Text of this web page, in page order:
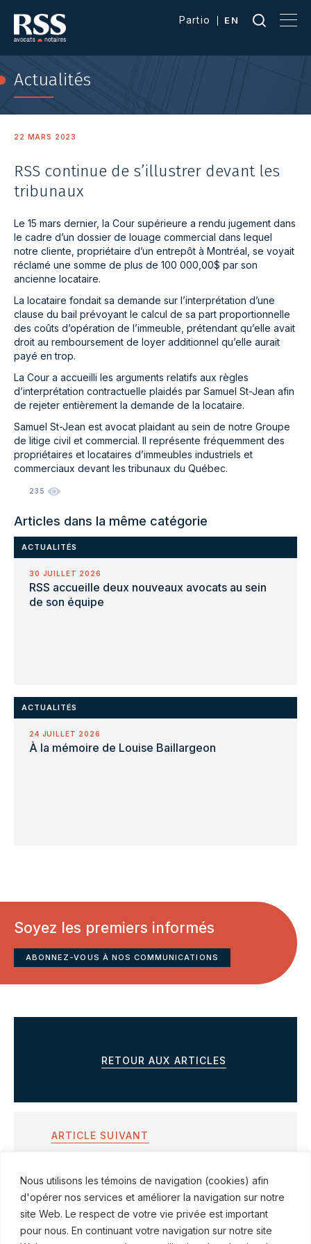
Nous utilisons les témoins de navigation (cookies) afin
d'opérer nos services et améliorer la navigation sur notre
site Web. Le respect de votre vie privée est important
pour nous. En continuant votre navigation sur notre site
Partio EN
Actualités
22 MARS 2023
RSS continue de s’illustrer devant les
tribunaux
Le 15 mars dernier, la Cour supérieure a rendu jugement dans
le cadre d’un dossier de louage commercial dans lequel
notre cliente, propriétaire d’un entrepôt à Montréal, se voyait
réclamé une somme de plus de 100 000,00$ par son
ancienne locataire.
La locataire fondait sa demande sur l’interprétation d’une
clause du bail prévoyant le calcul de sa part proportionnelle
des coûts d’opération de l’immeuble, prétendant qu’elle avait
droit au remboursement de loyer additionnel qu’elle aurait
payé en trop.
La Cour a accueilli les arguments relatifs aux règles
d’interprétation contractuelle plaidés par Samuel St-Jean afin
de rejeter entièrement la demande de la locataire.
Samuel St-Jean est avocat plaidant au sein de notre Groupe
de litige civil et commercial. Il représente fréquemment des
propriétaires et locataires d’immeubles industriels et
commerciaux devant les tribunaux du Québec.
235
Articles dans la même catégorie
ACTUALITÉS
30 JUILLET 2026
RSS accueille deux nouveaux avocats au sein
de son équipe
ACTUALITÉS
24 JUILLET 2026
À la mémoire de Louise Baillargeon
Soyez les premiers informés
ABONNEZ-VOUS À NOS COMMUNICATIONS
RETOUR AUX ARTICLES
ARTICLE SUIVANT
groupe de Droit de la famille